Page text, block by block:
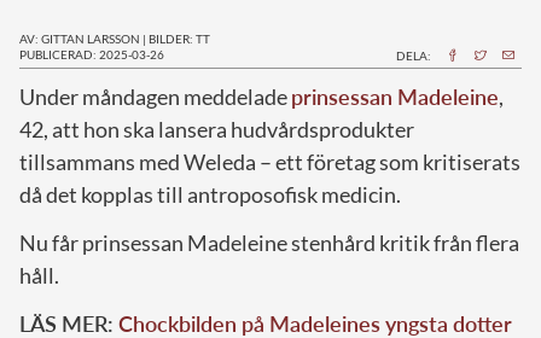
AV: GITTAN LARSSON | BILDER: TT
PUBLICERAD: 2025-03-26
DELA:
Under måndagen meddeladeprinsessan Madeleine,
42, att hon ska lansera hudvårdsprodukter
tillsammans med Weleda – ett företag som kritiserats
då det kopplas till antroposofisk medicin.
Nu får prinsessan Madeleine stenhård kritik från flera
håll.
LÄS MER: Chockbilden på Madeleines yngsta dotter